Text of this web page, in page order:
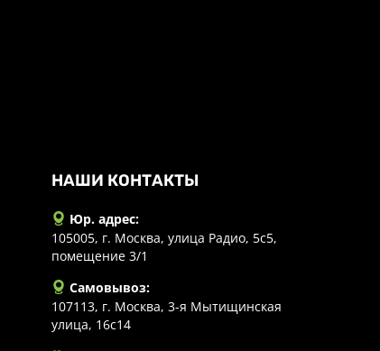
НАШИ КОНТАКТЫ
Юр. адрес:
105005, г. Москва, улица Радио, 5с5,
помещение 3/1
Самовывоз:
107113, г. Москва, 3-я Мытищинская
улица, 16с14